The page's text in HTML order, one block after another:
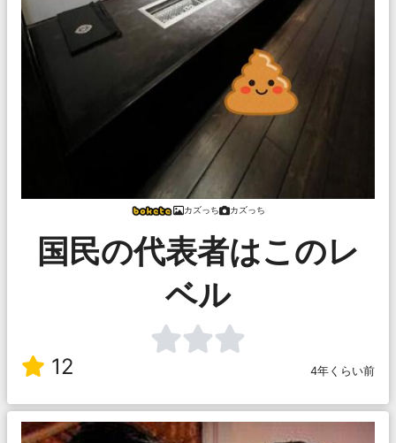
カズっち カズっち
国民の代表者はこのレ
ベル
12 4年くらい前